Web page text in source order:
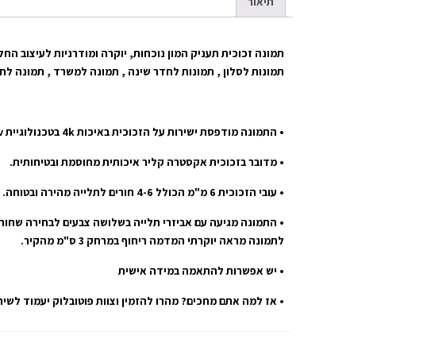
תמונה זכוכית תעניק המון נוכחות, יוקרה ומודרניות לעיצוב
תמונות לסלון , תמונות לחדר שינה , תמונה למשרד , תמונה
• התמונה מודפסת ישירות על הזכוכית באיכות 4k בטכנולוגיית uv הטובה בעולם.
• מדובר בזכוכית אקסטרה קליר איכותית מחוסמת ובטיחותית.
• עובי הזכוכית 6 מ"מ הכולל 4-6 חורים לתלייה מהירה ובטוחה.
• התמונה מגיעה עם אביזרי תלייה בשלושה צבעים לבחירה
לתמונה מראה יוקרתי המדמה ריחוף במרחק 3 ס"מ מהקיר.
• יש אפשרות להתאמה במידה אישית
• אז למה אתם מחכים? מהרו להזמין וצוות פוטובלוק יעמוד